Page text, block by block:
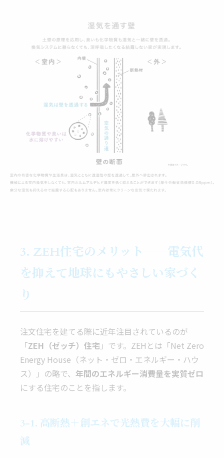
3. ZEH住宅のメリット──電気代
を抑えて地球にもやさしい家づく
り
注文住宅を建てる際に近年注目されているのが
「ZEH（ゼッチ）住宅 」です。ZEHとは「Net Zero
Energy House（ネット・ゼロ・エネルギー・ハウ
ス）」の略で、 年間のエネルギー消費量を実質ゼロ
にする住宅のことを指します。
3-1. 高断熱＋創エネで光熱費を大幅に削
減